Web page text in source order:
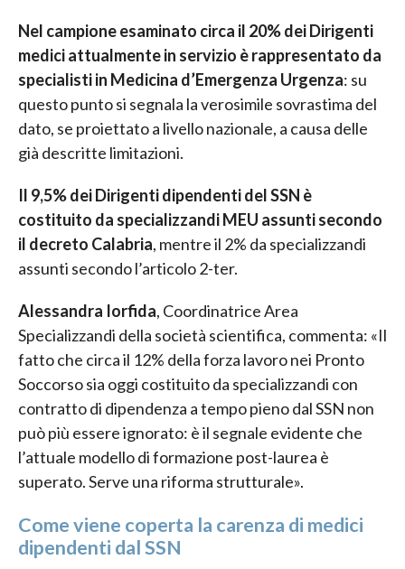
Nel campione esaminato circa il 20% dei Dirigenti
medici attualmente in servizio è rappresentato da
specialisti in Medicina d’Emergenza Urgenza: su
questo punto si segnala la verosimile sovrastima del
dato, se proiettato a livello nazionale, a causa delle
già descritte limitazioni.
Il 9,5% dei Dirigenti dipendenti del SSN è
costituito da specializzandi MEU assunti secondo
il decreto Calabria, mentre il 2% da specializzandi
assunti secondo l’articolo 2-ter.
Alessandra Iorfida, Coordinatrice Area
Specializzandi della società scientifica, commenta: «Il
fatto che circa il 12% della forza lavoro nei Pronto
Soccorso sia oggi costituito da specializzandi con
contratto di dipendenza a tempo pieno dal SSN non
può più essere ignorato: è il segnale evidente che
l’attuale modello di formazione post-laurea è
superato. Serve una riforma strutturale».
Come viene coperta la carenza di medici
dipendenti dal SSN